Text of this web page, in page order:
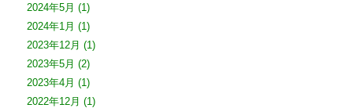
2024年5月 (1)
2024年1月 (1)
2023年12月 (1)
2023年5月 (2)
2023年4月 (1)
2022年12月 (1)